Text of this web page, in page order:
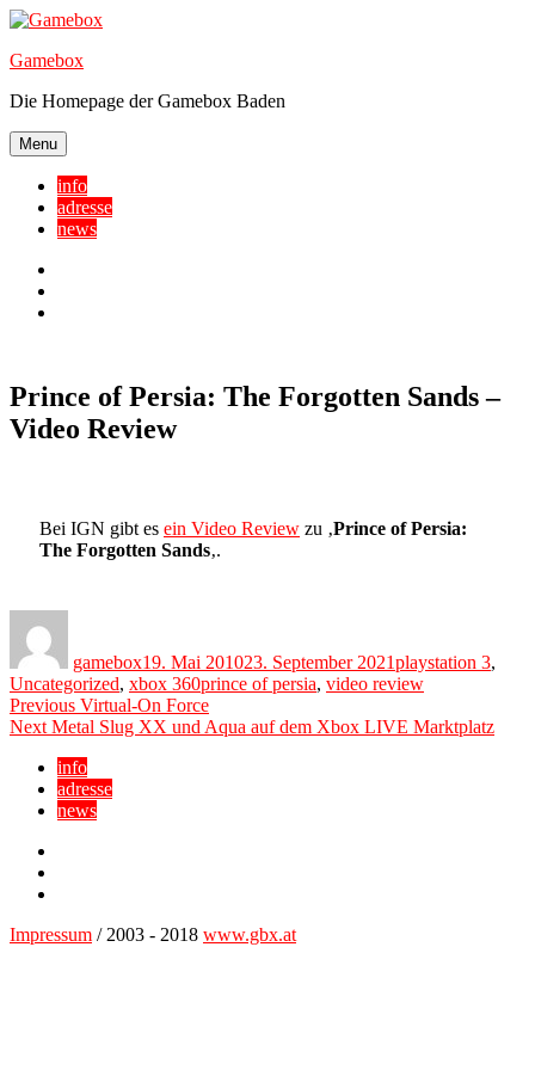
Skip
content
Gamebox
Die Homepage der Gamebox Baden
Menu
info
adresse
news
Prince of Persia: The Forgotten Sands –
Video Review
Bei IGN gibt es ein Video Review zu ‚Prince of Persia:
The Forgotten Sands‚.
gamebox19. Mai 201023. September 2021playstation 3,
Uncategorized, xbox 360Tags
prince of persia, video review
Beitragsnavigation
Previous Previous
post:
Virtual-On Force
Next Next
Metal Slug XX und Aqua auf dem Xbox LIVE Marktplatz
info
adresse
news
Impressum / 2003 - 2018 www.gbx.at